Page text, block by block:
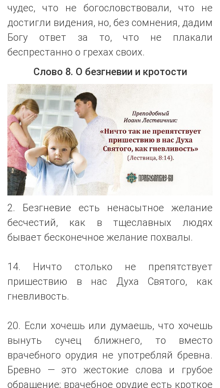
чудес, что не богословствовали, что не
достигли видения, но, без сомнения, дадим
Богу ответ за то, что не плакали
беспрестанно о грехах своих.
Слово 8. О безгневии и кротости
2. Безгневие есть ненасытное желание
бесчестий, как в тщеславных людях
бывает бесконечное желание похвалы.
14. Ничто столько не препятствует
пришествию в нас Духа Святого, как
гневливость.
20. Если хочешь или думаешь, что хочешь
вынуть сучец ближнего, то вместо
врачебного орудия не употребляй бревна.
Бревно — это жестокие слова и грубое
обращение; врачебное орудие есть кроткое